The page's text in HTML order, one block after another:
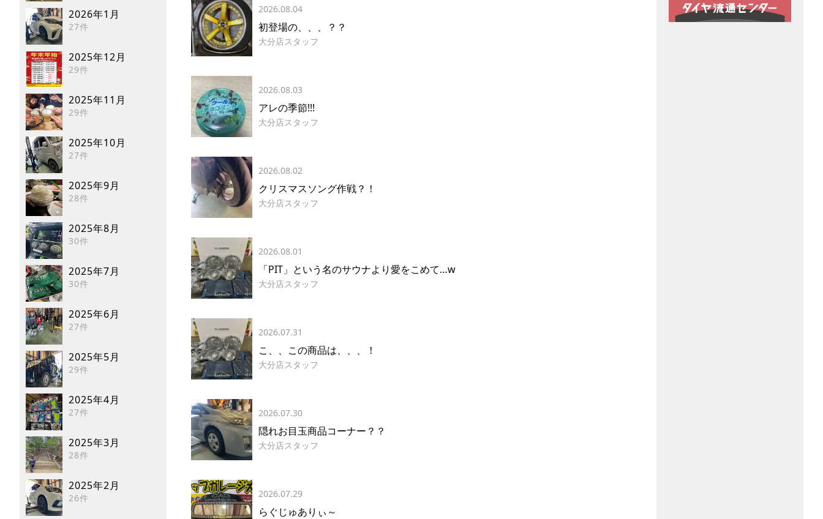
2026年1月
27件
2025年12月
29件
2025年11月
29件
2025年10月
27件
2025年9月
28件
2025年8月
30件
2025年7月
30件
2025年6月
27件
2025年5月
29件
2025年4月
27件
2025年3月
28件
2025年2月
26件
2026.08.04
初登場の、、、？？
大分店スタッフ
2026.08.03
アレの季節!!!
大分店スタッフ
2026.08.02
クリスマスソング作戦？！
大分店スタッフ
2026.08.01
「PIT」という名のサウナより愛をこめて…w
大分店スタッフ
2026.07.31
こ、、この商品は、、、！
大分店スタッフ
2026.07.30
隠れお目玉商品コーナー？？
大分店スタッフ
2026.07.29
らぐじゅありぃ～